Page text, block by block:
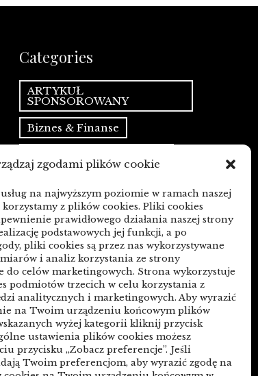
zgodami plików cookie
na najwyższym poziomie w ramach naszej
z plików cookies. Pliki cookies
prawidłowego działania naszej strony
podstawowych jej funkcji, a po
pliki cookies są przez nas wykorzystywane
i analiz korzystania ze strony
do celów marketingowych. Strona wykorzystuje
podmiotów trzecich w celu korzystania z
analitycznych i marketingowych. Aby wyrazić
na Twoim urządzeniu końcowym plików
wyżej kategorii kliknij przycisk
ustawienia plików cookies możesz
przycisku „Zobacz preferencje”. Jeśli
Twoim preferencjom, aby wyrazić zgodę na
Categories
ARTYKUŁ
SPONSOROWANY
Biznes & Finanse
Edukacja & Rozrywka
Inne Motoryzacja
Sport & Turystyka
Technologie
Uroda & Lifestyle Usługi
Zdrowie